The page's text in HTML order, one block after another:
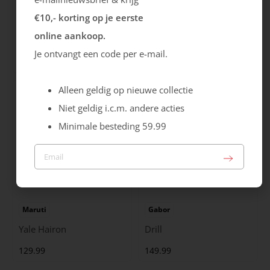
Rieker
Cristallino
99.99
Maruti
Yale Hairon
129.99
Gabor
Drill
149.99
€10,- korting op je eerste
online aankoop.
Je ontvangt een code per e-mail.
Alleen geldig op nieuwe collectie
Niet geldig i.c.m. andere acties
Minimale besteding 59.99